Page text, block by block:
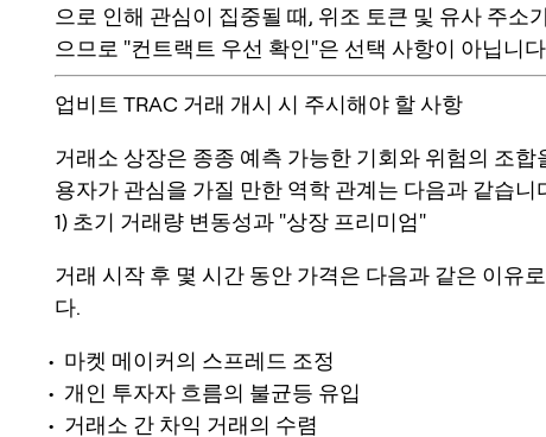
으로 인해 관심이 집중될 때, 위조 토큰 및 유사 주소
으므로 "컨트랙트 우선 확인"은 선택 사항이 아닙니
업비트 TRAC 거래 개시 시 주시해야 할 사항
거래소 상장은 종종 예측 가능한 기회와 위험의 조합
용자가 관심을 가질 만한 역학 관계는 다음과 같습니
1) 초기 거래량 변동성과 "상장 프리미엄"
거래 시작 후 몇 시간 동안 가격은 다음과 같은 이유
다.
마켓 메이커의 스프레드 조정
개인 투자자 흐름의 불균등 유입
거래소 간 차익 거래의 수렴